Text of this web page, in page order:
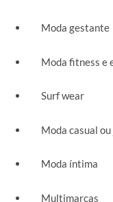
Moda gestante
Moda fitness e
Surf wear
Moda casual
Moda íntima
Multimarcas